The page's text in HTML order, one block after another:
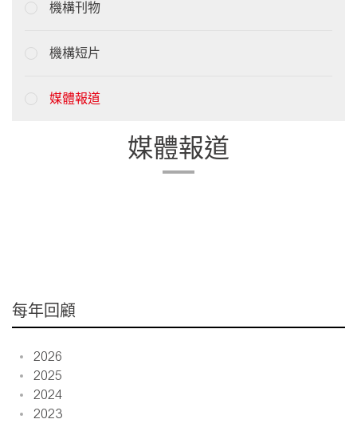
機構刊物
機構短片
媒體報道
媒體報道
每年回顧
2026
2025
2024
2023